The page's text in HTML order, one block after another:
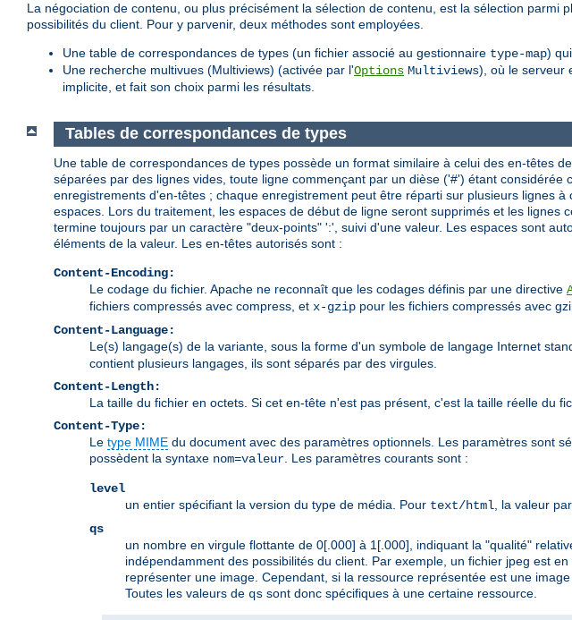
La négociation de contenu, ou plus précisément la sélection de contenu, est la sélection
possibilités du client. Pour y parvenir, deux méthodes sont employées.
Une table de correspondances de types (un fichier associé au gestionnaire type-map)
Une recherche multivues (Multiviews) (activée par l'Options Multiviews), où le serveur
implicite, et fait son choix parmi les résultats.
Tables de correspondances de types
Une table de correspondances de types possède un format similaire à celui des en-têtes
séparées par des lignes vides, toute ligne commençant par un dièse ('#') étant
enregistrements d'en-têtes ; chaque enregistrement peut être réparti sur plusieurs lignes
espaces. Lors du traitement, les espaces de début de ligne seront supprimés et les
termine toujours par un caractère "deux-points" ':', suivi d'une valeur. Les espaces sont
éléments de la valeur. Les en-têtes autorisés sont :
Content-Encoding:
Le codage du fichier. Apache ne reconnaît que les codages définis par une directive
fichiers compressés avec compress, et x-gzip pour les fichiers compressés avec
Content-Language:
Le(s) langage(s) de la variante, sous la forme d'un symbole de langage Internet
contient plusieurs langages, ils sont séparés par des virgules.
Content-Length:
La taille du fichier en octets. Si cet en-tête n'est pas présent, c'est la taille réelle du
Content-Type:
Le type MIME du document avec des paramètres optionnels. Les paramètres sont
possèdent la syntaxe nom=valeur . Les paramètres courants sont :
level
un entier spécifiant la version du type de média. Pour text/html , la valeur
qs
un nombre en virgule flottante de 0[.000] à 1[.000], indiquant la "qualité"
indépendamment des possibilités du client. Par exemple, un fichier jpeg est
représenter une image. Cependant, si la ressource représentée est une
Toutes les valeurs de qs sont donc spécifiques à une certaine ressource.